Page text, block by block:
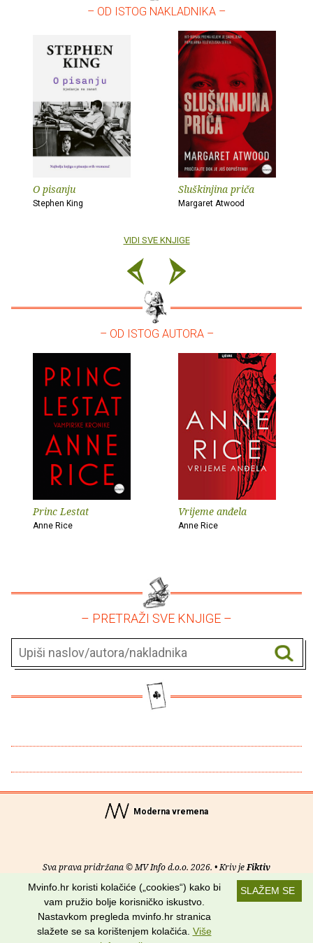
– OD ISTOG NAKLADNIKA –
O pisanju
Stephen King
Sluškinjina priča
Margaret Atwood
VIDI SVE KNJIGE
– OD ISTOG AUTORA –
Princ Lestat
Anne Rice
Vrijeme anđela
Anne Rice
– PRETRAŽI SVE KNJIGE –
Moderna vremena
Sva prava pridržana © MV Info d.o.o. 2026. • Kriv jeFiktiv
Uvjeti korištenja RSS kanali
Potraži nas na:
SLAŽEM SE
Mvinfo.hr koristi kolačiće („cookies“) kako bi
vam pružio bolje korisničko iskustvo.
Nastavkom pregleda mvinfo.hr stranica
slažete se sa korištenjem kolačića. Više